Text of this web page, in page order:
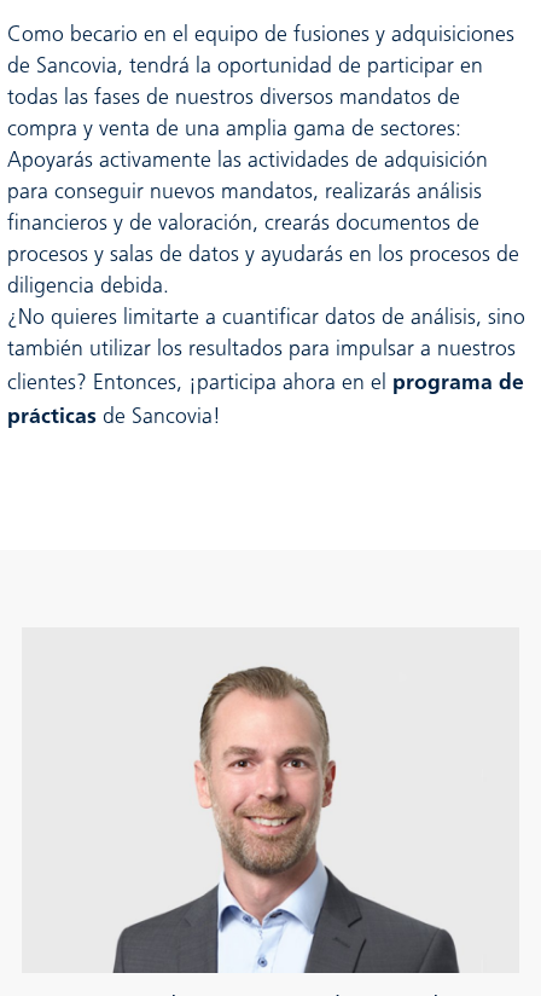
Como becario en el equipo de fusiones y adquisiciones
de Sancovia, tendrá la oportunidad de participar en
todas las fases de nuestros diversos mandatos de
compra y venta de una amplia gama de sectores:
Apoyarás activamente las actividades de adquisición
para conseguir nuevos mandatos, realizarás análisis
financieros y de valoración, crearás documentos de
procesos y salas de datos y ayudarás en los procesos de
diligencia debida.
¿No quieres limitarte a cuantificar datos de análisis, sino
también utilizar los resultados para impulsar a nuestros
clientes? Entonces, ¡participa ahora en el programa de
prácticas de Sancovia!